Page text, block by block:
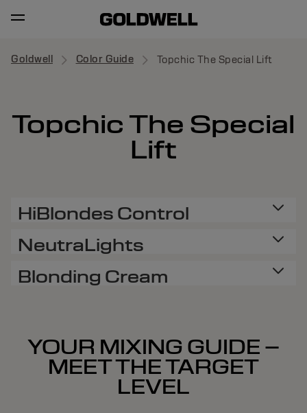
Goldwell Color Guide Topchic The Special Lift
Topchic The Special
Lift
HiBlondes Control
NeutraLights
Blonding Cream
YOUR MIXING GUIDE –
MEET THE TARGET
LEVEL